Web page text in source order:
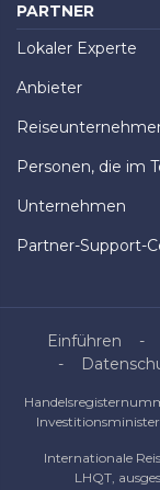
PARTNER
Lokaler Experte
Anbieter
Personen, die im
Unternehmen
Partner-Support-
Einführen
Internationale
LHQT,